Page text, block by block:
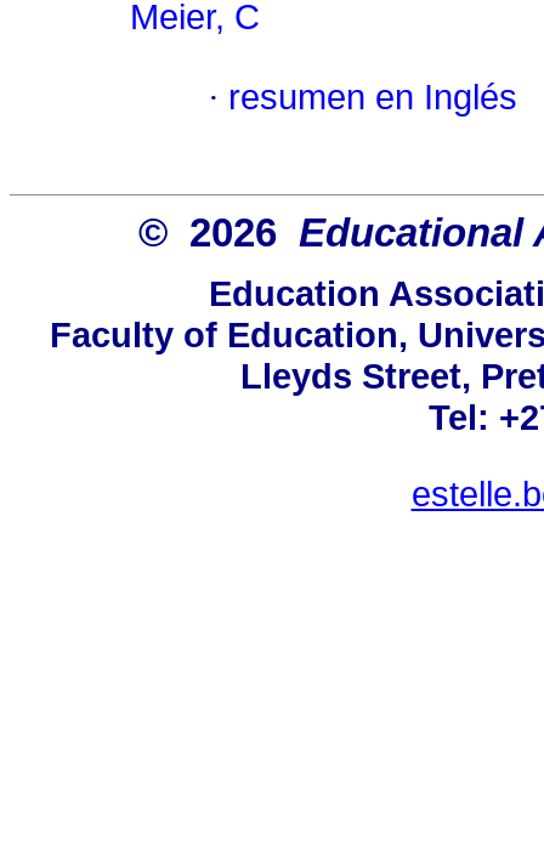
Meier, C
· resumen en Inglés
© 2026 Educational
Education
Faculty of Education,
Lleyds Street,
Tel: